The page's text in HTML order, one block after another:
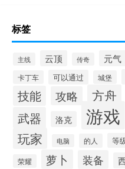
标签
主线 云顶 传奇 元气
卡丁车 可以通过 城堡
技能 攻略 方舟
武器 洛克 游戏
玩家 电脑 的人 等
荣耀 萝卜 装备